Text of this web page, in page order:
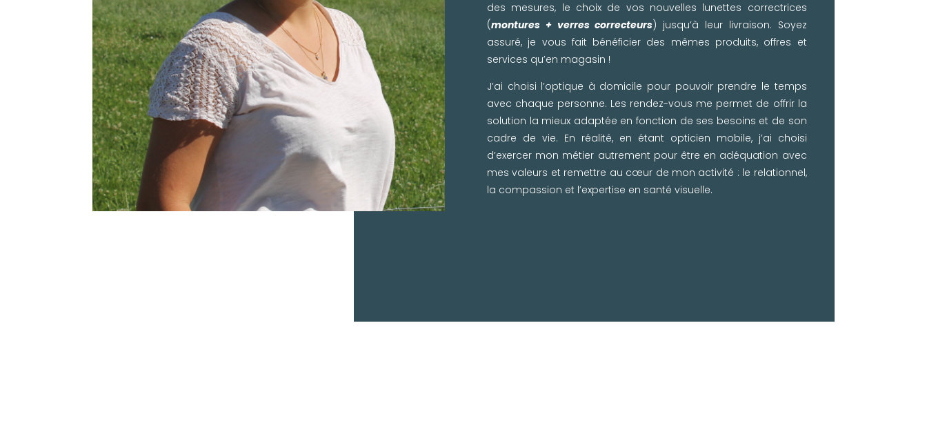
des mesures, le choix de vos nouvelles lunettes correctrices
(montures + verres correcteurs) jusqu’à leur livraison. Soyez
assuré, je vous fait bénéficier des mêmes produits, offres et
services qu’en magasin !
J’ai choisi l’optique à domicile pour pouvoir prendre le temps
avec chaque personne. Les rendez-vous me permet de offrir la
solution la mieux adaptée en fonction de ses besoins et de son
cadre de vie. En réalité, en étant opticien mobile, j’ai choisi
d’exercer mon métier autrement pour être en adéquation avec
mes valeurs et remettre au cœur de mon activité : le relationnel,
la compassion et l’expertise en santé visuelle.